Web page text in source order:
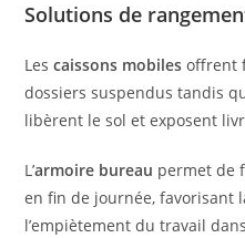
Solutions de
Lescaissons mobiles offrent
dossiers suspendus tandis
libèrent le sol et exposent
L’armoire bureau permet de
en fin de journée, favorisant
l’empiètement du travail